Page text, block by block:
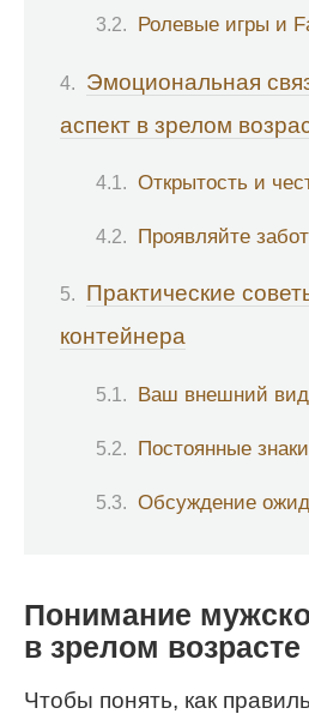
Ролевые игры и
Эмоциональная
аспект в зрелом
Открытость и
Проявляйте
Практические
контейнера
Ваш внешний вид
Постоянные
Обсуждение
Понимание
в зрелом возрасте
Чтобы понять, как